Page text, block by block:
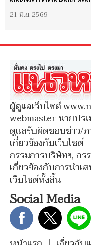
21 มิ.ย. 2569
ผู้ดูแลเว็บไซต์
webmaster นายปร
ดูแลรับผิดชอบข่าว/
เกี่ยวข้องกับเว็บไซต์
กรรมการบริษัทฯ, กร
เกี่ยวข้องกับการนำเ
เว็บไซต์ทั้งสิ้น
Social Media